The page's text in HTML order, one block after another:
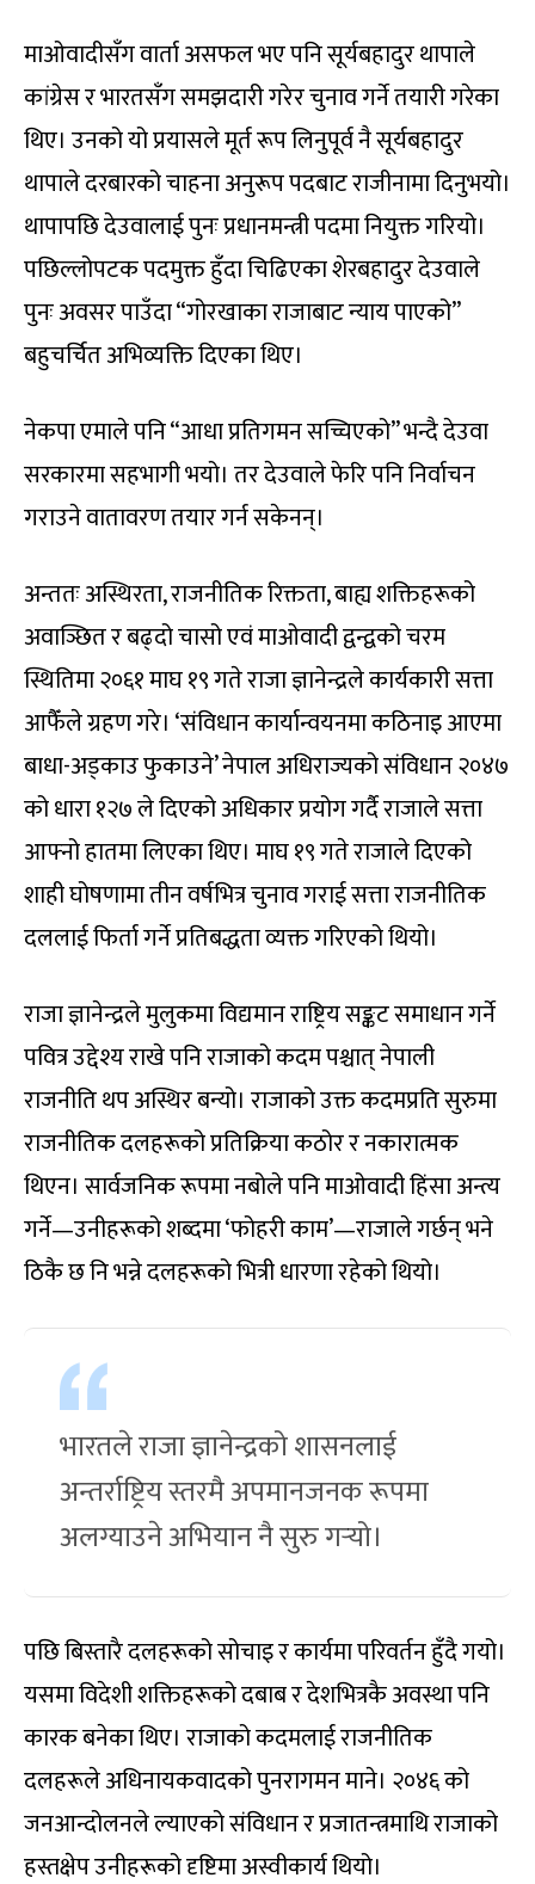
माओवादीसँग वार्ता असफल भए पनि सूर्यबहादुर थापाले
कांग्रेस र भारतसँग समझदारी गरेर चुनाव गर्ने तयारी गरेका
थिए। उनको यो प्रयासले मूर्त रूप लिनुपूर्व नै सूर्यबहादुर
थापाले दरबारको चाहना अनुरूप पदबाट राजीनामा दिनुभयो।
थापापछि देउवालाई पुनः प्रधानमन्त्री पदमा नियुक्त गरियो।
पछिल्लोपटक पदमुक्त हुँदा चिढिएका शेरबहादुर देउवाले
पुनः अवसर पाउँदा “गोरखाका राजाबाट न्याय पाएको”
बहुचर्चित अभिव्यक्ति दिएका थिए।
नेकपा एमाले पनि “आधा प्रतिगमन सच्चिएको” भन्दै देउवा
सरकारमा सहभागी भयो। तर देउवाले फेरि पनि निर्वाचन
गराउने वातावरण तयार गर्न सकेनन्।
अन्ततः अस्थिरता, राजनीतिक रिक्तता, बाह्य शक्तिहरूको
अवाञ्छित र बढ्दो चासो एवं माओवादी द्वन्द्वको चरम
स्थितिमा २०६१ माघ १९ गते राजा ज्ञानेन्द्रले कार्यकारी सत्ता
आफैँले ग्रहण गरे। ‘संविधान कार्यान्वयनमा कठिनाइ आएमा
बाधा-अड्काउ फुकाउने’ नेपाल अधिराज्यको संविधान २०४७
को धारा १२७ ले दिएको अधिकार प्रयोग गर्दै राजाले सत्ता
आफ्नो हातमा लिएका थिए। माघ १९ गते राजाले दिएको
शाही घोषणामा तीन वर्षभित्र चुनाव गराई सत्ता राजनीतिक
दललाई फिर्ता गर्ने प्रतिबद्धता व्यक्त गरिएको थियो।
राजा ज्ञानेन्द्रले मुलुकमा विद्यमान राष्ट्रिय सङ्कट समाधान गर्ने
पवित्र उद्देश्य राखे पनि राजाको कदम पश्चात् नेपाली
राजनीति थप अस्थिर बन्यो। राजाको उक्त कदमप्रति सुरुमा
राजनीतिक दलहरूको प्रतिक्रिया कठोर र नकारात्मक
थिएन। सार्वजनिक रूपमा नबोले पनि माओवादी हिंसा अन्त्य
गर्ने—उनीहरूको शब्दमा ‘फोहरी काम’—राजाले गर्छन् भने
ठिकै छ नि भन्ने दलहरूको भित्री धारणा रहेको थियो।
भारतले राजा ज्ञानेन्द्रको शासनलाई
अन्तर्राष्ट्रिय स्तरमै अपमानजनक रूपमा
अलग्याउने अभियान नै सुरु गर्‍यो।
पछि बिस्तारै दलहरूको सोचाइ र कार्यमा परिवर्तन हुँदै गयो।
यसमा विदेशी शक्तिहरूको दबाब र देशभित्रकै अवस्था पनि
कारक बनेका थिए। राजाको कदमलाई राजनीतिक
दलहरूले अधिनायकवादको पुनरागमन माने। २०४६ को
जनआन्दोलनले ल्याएको संविधान र प्रजातन्त्रमाथि राजाको
हस्तक्षेप उनीहरूको दृष्टिमा अस्वीकार्य थियो।